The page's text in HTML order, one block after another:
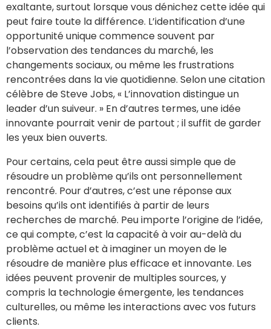
exaltante, surtout lorsque vous dénichez cette idée qui
peut faire toute la différence. L’identification d’une
opportunité unique commence souvent par
l’observation des tendances du marché, les
changements sociaux, ou même les frustrations
rencontrées dans la vie quotidienne. Selon une citation
célèbre de Steve Jobs, « L’innovation distingue un
leader d’un suiveur. » En d’autres termes, une idée
innovante pourrait venir de partout ; il suffit de garder
les yeux bien ouverts.
Pour certains, cela peut être aussi simple que de
résoudre un problème qu’ils ont personnellement
rencontré. Pour d’autres, c’est une réponse aux
besoins qu’ils ont identifiés à partir de leurs
recherches de marché. Peu importe l’origine de l’idée,
ce qui compte, c’est la capacité à voir au-delà du
problème actuel et à imaginer un moyen de le
résoudre de manière plus efficace et innovante. Les
idées peuvent provenir de multiples sources, y
compris la technologie émergente, les tendances
culturelles, ou même les interactions avec vos futurs
clients.